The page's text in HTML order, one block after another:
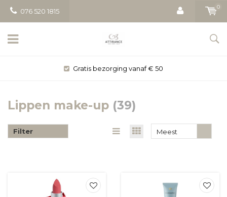
076 520 1815
0
Gratis bezorging vanaf € 50
Lippen make-up (39)
Filter
Meest